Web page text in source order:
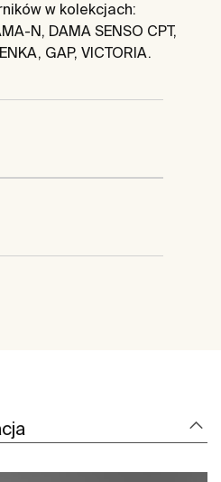
w kolekcjach:
N, DAMA SENSO CPT,
GAP, VICTORIA.